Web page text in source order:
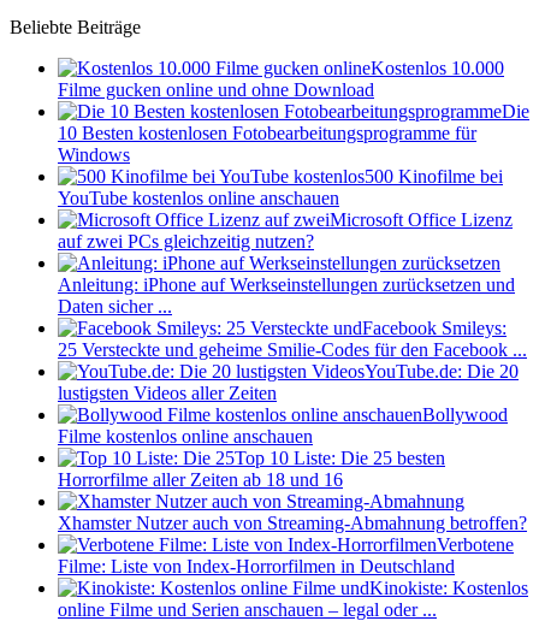
Beliebte Beiträge
Kostenlos 10.000
Filme gucken online und ohne Download
Die
10 Besten kostenlosen Fotobearbeitungsprogramme für
Windows
500 Kinofilme bei
YouTube kostenlos online anschauen
Microsoft Office Lizenz
auf zwei PCs gleichzeitig nutzen?
Anleitung: iPhone auf Werkseinstellungen zurücksetzen und
Daten sicher ...
Facebook Smileys:
25 Versteckte und geheime Smilie-Codes für den Facebook ...
YouTube.de: Die 20
lustigsten Videos aller Zeiten
Bollywood
Filme kostenlos online anschauen
Top 10 Liste: Die 25 besten
Horrorfilme aller Zeiten ab 18 und 16
Xhamster Nutzer auch von Streaming-Abmahnung betroffen?
Verbotene
Filme: Liste von Index-Horrorfilmen in Deutschland
Kinokiste: Kostenlos
online Filme und Serien anschauen – legal oder ...